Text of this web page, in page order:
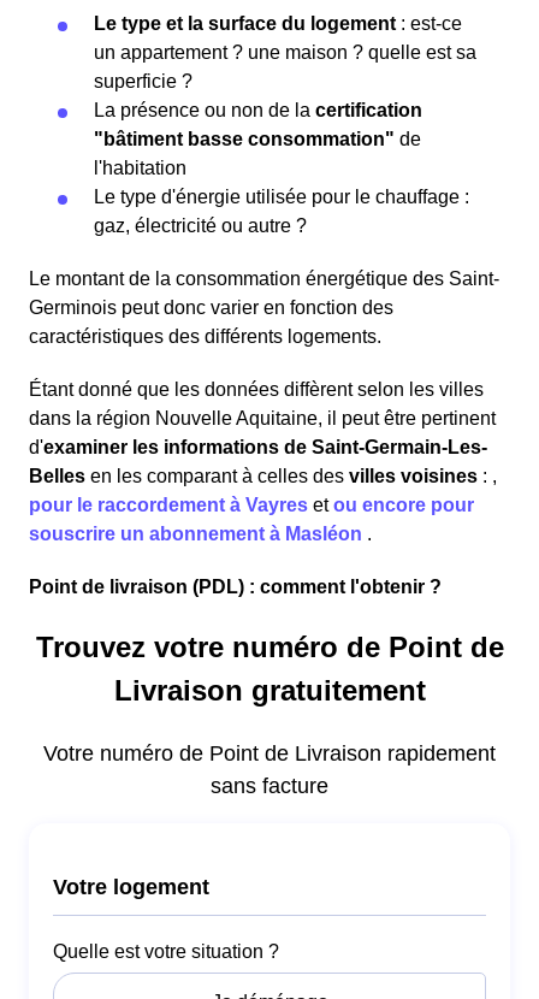
Le type et la surface du logement : est-ce
un appartement ? une maison ? quelle est sa
superficie ?
La présence ou non de la certification
"bâtiment basse consommation" de
l'habitation
Le type d'énergie utilisée pour le chauffage :
gaz, électricité ou autre ?
Le montant de la consommation énergétique des Saint-
Germinois peut donc varier en fonction des
caractéristiques des différents logements.
Étant donné que les données diffèrent selon les villes
dans la région Nouvelle Aquitaine, il peut être pertinent
d'examiner les informations de Saint-Germain-Les-
Belles en les comparant à celles des villes voisines : ,
pour le raccordement à Vayres etou encore pour
souscrire un abonnement à Masléon .
Point de livraison (PDL) : comment l'obtenir ?